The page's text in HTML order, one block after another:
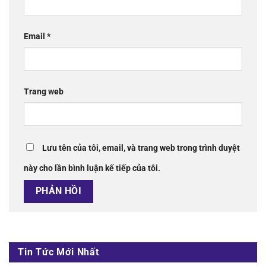
Email *
Trang web
Lưu tên của tôi, email, và trang web trong trình duyệt
này cho lần bình luận kế tiếp của tôi.
Tin Tức Mới Nhất